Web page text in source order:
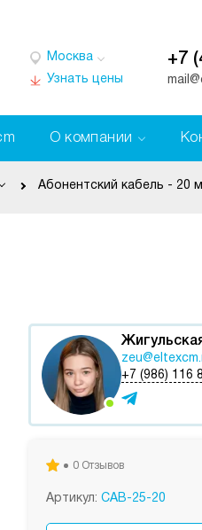
Москва
Узнать цены
+7
О компании
Абонентский кабель - 20
+7 (986) 116
0 Отзывов
Артикул: CAB-25-20